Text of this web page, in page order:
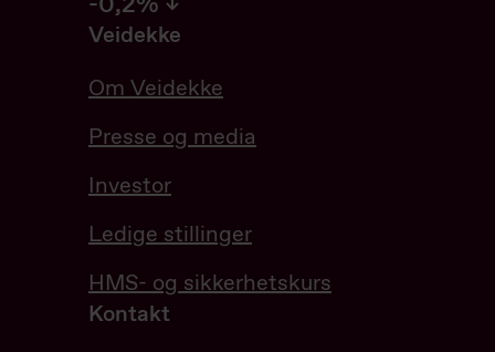
Veidekke
Om Veidekke
Presse og media
Investor
Ledige stillinger
HMS- og sikkerhetskurs
Kontakt